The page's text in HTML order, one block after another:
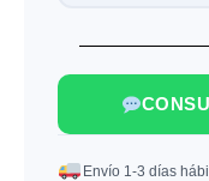
Envío 1-3 días